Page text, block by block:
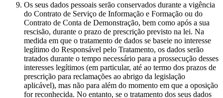
Os seus dados pessoais serão conservados durante a vigência
do Contrato de Serviço de Informação e Formação ou do
Contrato de Conta de Demonstração, bem como após a sua
rescisão, durante o prazo de prescrição previsto na lei. Na
medida em que o tratamento de dados se baseie no interesse
legítimo do Responsável pelo Tratamento, os dados serão
tratados durante o tempo necessário para a prossecução desses
interesses legítimos (em particular, até ao termo dos prazos de
prescrição para reclamações ao abrigo da legislação
aplicável), mas não para além do momento em que a oposição
for reconhecida. No entanto, se o tratamento dos seus dados